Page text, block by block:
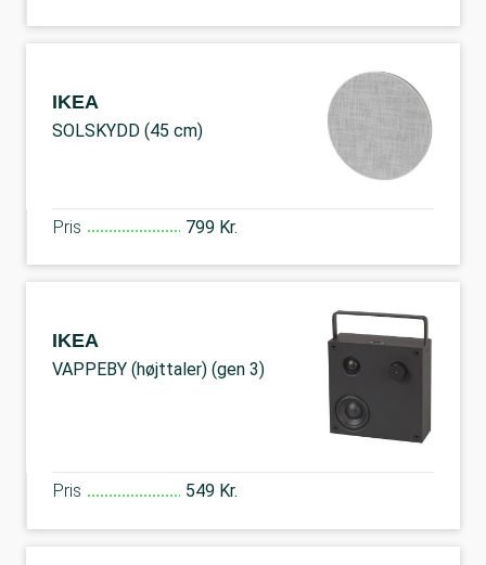
IKEA
SOLSKYDD (45 cm)
Pris 799 Kr.
IKEA
VAPPEBY (højttaler) (gen 3)
Pris 549 Kr.